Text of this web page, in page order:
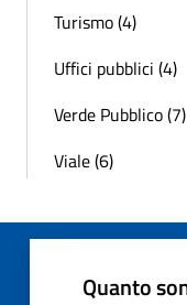
Turismo (4)
Uffici pubblici (4)
Verde Pubblico (7)
Viale (6)
Quanto